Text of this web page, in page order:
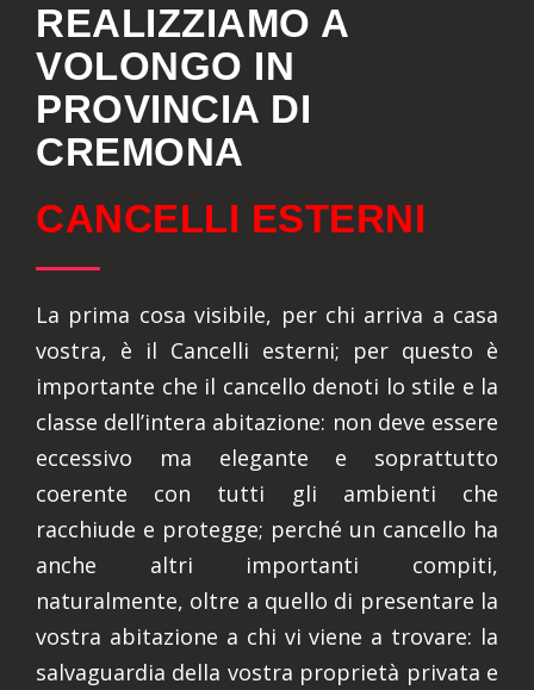
REALIZZIAMO A
VOLONGO IN
PROVINCIA DI
CREMONA
CANCELLI ESTERNI
La prima cosa visibile, per chi arriva a casa
vostra, è il Cancelli esterni; per questo è
importante che il cancello denoti lo stile e la
classe dell’intera abitazione: non deve essere
eccessivo ma elegante e soprattutto
coerente con tutti gli ambienti che
racchiude e protegge; perché un cancello ha
anche altri importanti compiti,
naturalmente, oltre a quello di presentare la
vostra abitazione a chi vi viene a trovare: la
salvaguardia della vostra proprietà privata e